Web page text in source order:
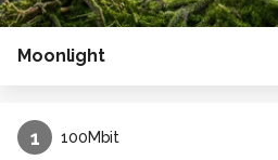
Moonlight
1 100Mbit